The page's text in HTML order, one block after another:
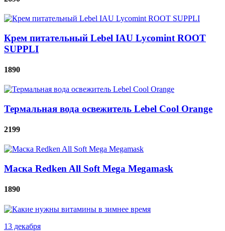
Крем питательный Lebel IAU Lycomint ROOT
SUPPLI
1890
Термальная вода освежитель Lebel Cool Orange
2199
Маска Redken All Soft Mega Megamask
1890
13 декабря